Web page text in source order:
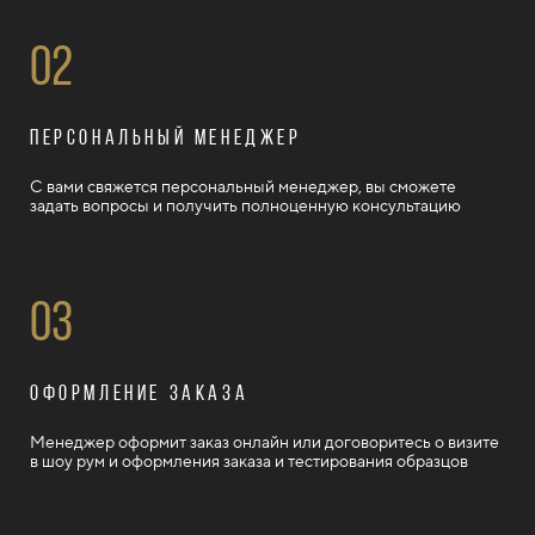
02
Персональный менеджер
С вами свяжется персональный менеджер, вы сможете
задать вопросы и получить полноценную консультацию
03
Оформление заказа
Менеджер оформит заказ онлайн или договоритесь о визите
в шоу рум и оформления заказа и тестирования образцов